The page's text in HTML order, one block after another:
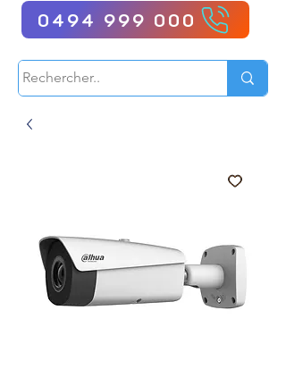
0494 999 000